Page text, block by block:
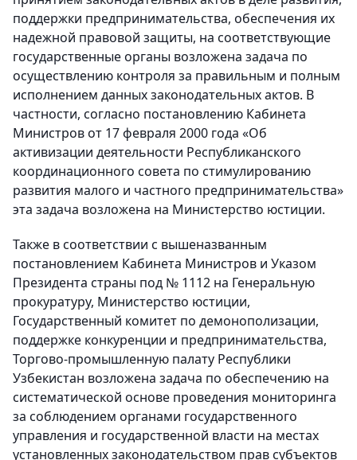
поддержки предпринимательства, обеспечения их
надежной правовой защиты, на соответствующие
государственные органы возложена задача по
осуществлению контроля за правильным и полным
исполнением данных законодательных актов. В
частности, согласно постановлению Кабинета
Министров от 17 февраля 2000 года «Об
активизации деятельности Республиканского
координационного совета по стимулированию
развития малого и частного предпринимательства»
эта задача возложена на Министерство юстиции.
Также в соответствии с вышеназванным
постановлением Кабинета Министров и Указом
Президента страны под № 1112 на Генеральную
прокуратуру, Министерство юстиции,
Государственный комитет по демонополизации,
поддержке конкуренции и предпринимательства,
Торгово-промышленную палату Республики
Узбекистан возложена задача по обеспечению на
систематической основе проведения мониторинга
за соблюдением органами государственного
управления и государственной власти на местах
установленных законодательством прав субъектов